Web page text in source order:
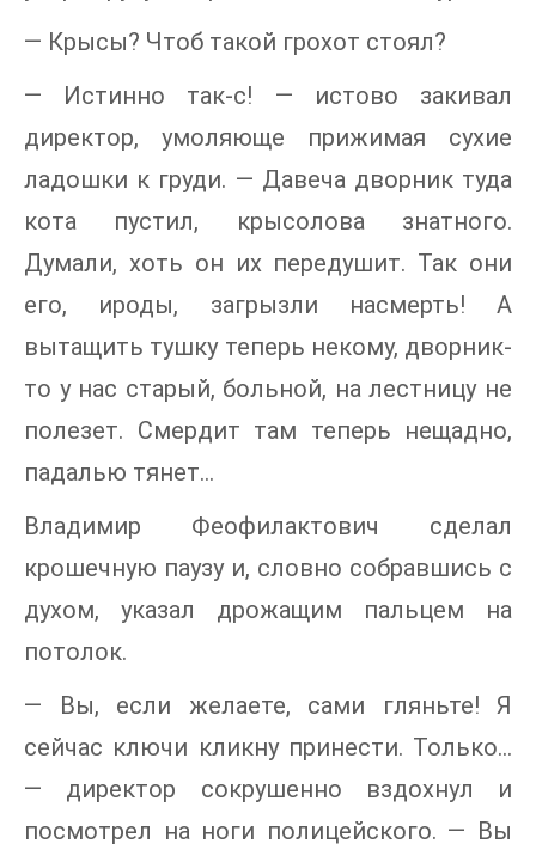
— Крысы? Чтоб такой грохот стоял?
— Истинно так-с! — истово закивал
директор, умоляюще прижимая сухие
ладошки к груди. — Давеча дворник туда
кота пустил, крысолова знатного.
Думали, хоть он их передушит. Так они
его, ироды, загрызли насмерть! А
вытащить тушку теперь некому, дворник-
то у нас старый, больной, на лестницу не
полезет. Смердит там теперь нещадно,
падалью тянет…
Владимир Феофилактович сделал
крошечную паузу и, словно собравшись с
духом, указал дрожащим пальцем на
потолок.
— Вы, если желаете, сами гляньте! Я
сейчас ключи кликну принести. Только…
— директор сокрушенно вздохнул и
посмотрел на ноги полицейского. — Вы